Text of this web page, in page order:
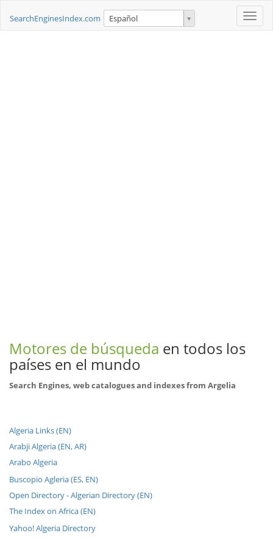
Toggle
SearchEnginesIndex.com Español
Motores de búsqueda en todos los
países en el mundo
Search Engines, web catalogues and indexes from Argelia
Algeria Links (EN)
Arabji Algeria (EN, AR)
Arabo Algeria
Buscopio Agleria (ES, EN)
Open Directory - Algerian Directory (EN)
The Index on Africa (EN)
Yahoo! Algeria Directory